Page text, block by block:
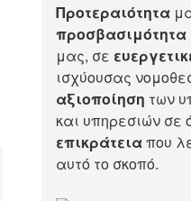
Προτεραιότητα
προσβασιμότητα
μας, σε
ισχύουσας
αξιοποίηση των
και υπηρεσιών σε
επικράτειαπου
αυτό το σκοπό.​